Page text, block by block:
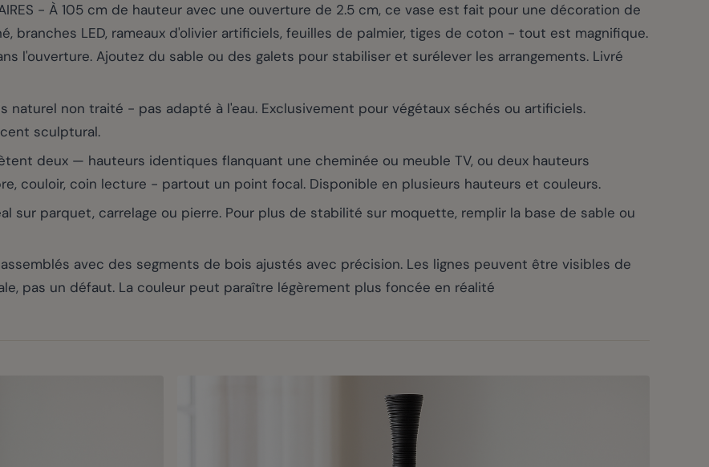
- À 105 cm de hauteur avec une ouverture de 2.5 cm, ce vase est fait pour une décoration de
branches LED, rameaux d'olivier artificiels, feuilles de palmier, tiges de coton - tout est magnifique.
l'ouverture. Ajoutez du sable ou des galets pour stabiliser et surélever les arrangements. Livré
naturel non traité - pas adapté à l'eau. Exclusivement pour végétaux séchés ou artificiels.
sculptural.
deux — hauteurs identiques flanquant une cheminée ou meuble TV, ou deux hauteurs
couloir, coin lecture - partout un point focal. Disponible en plusieurs hauteurs et couleurs.
sur parquet, carrelage ou pierre. Pour plus de stabilité sur moquette, remplir la base de sable ou
assemblés avec des segments de bois ajustés avec précision. Les lignes peuvent être visibles de
pas un défaut. La couleur peut paraître légèrement plus foncée en réalité